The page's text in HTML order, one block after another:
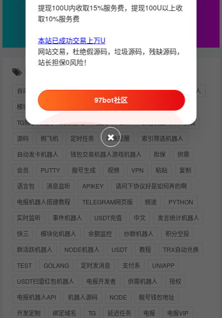
券
自动开通会员 想做推广变现，却找不到靠谱圈子？
抽奖机器人
模块机器人搭建教程
强制
TG筛子TG骰子TG快3游戏
引流
源码
假飞机 定时任务 动账提醒
索引筛选机器人
自动发卡机器人
钱包交易机器人游戏机器人 担保
供需
会员
PUTTY 靓号生成 视频 VPN 粘贴
复制
语言包
消息监听 APIKEY
请问下协议好是如何弄的啊
电报机器人搭建教程
TELEGRAM网页版 频道
PYTHON
实时监听
事件机器人 USDT充值 中文
发言统计机器人
快三
模块化机器人 余额监控 炒群机器人
积分空投
群活跃机器人
NODE机器人 USDT 教程
TRX自动兑换
TEST
GOLANG 定时发消息 支付系
UNIAPP
USDT扫雷红包机器人
电报开发者 供需机器人
授权
电报机器人API
机器人源码 NODE
靓号钱包地址
开发定制
绑定域名 TG 延迟任务 电报 电报VIP
提现100U内收取15%服务费，提现100U以上收
取10%服务费
本站已成功交易上万U
网站交易，杜绝假源码，垃圾源码，残缺源码，
站长担保0风险！
97bot社区